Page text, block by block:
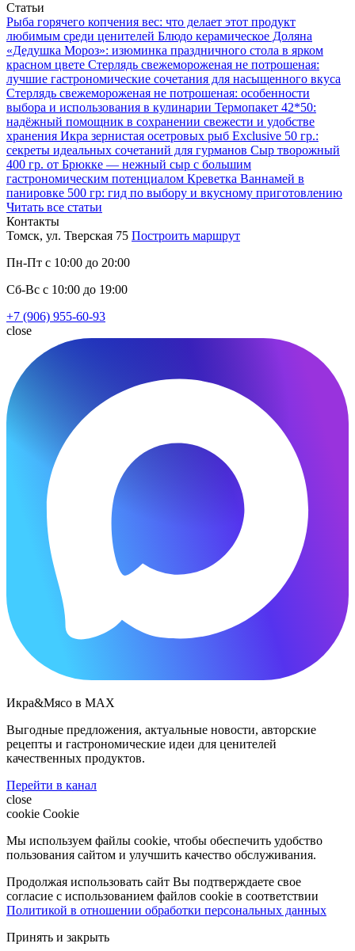
Статьи
Рыба горячего копчения вес: что делает этот продукт
любимым среди ценителей Блюдо керамическое Доляна
«Дедушка Мороз»: изюминка праздничного стола в ярком
красном цвете Стерлядь свежемороженая не потрошеная:
лучшие гастрономические сочетания для насыщенного вкуса
Стерлядь свежемороженая не потрошеная: особенности
выбора и использования в кулинарии Термопакет 42*50:
надёжный помощник в сохранении свежести и удобстве
хранения Икра зернистая осетровых рыб Exclusive 50 гр.:
секреты идеальных сочетаний для гурманов Сыр творожный
400 гр. от Брюкке — нежный сыр с большим
гастрономическим потенциалом Креветка Ваннамей в
панировке 500 гр: гид по выбору и вкусному приготовлению
Читать все статьи
Контакты
Томск, ул. Тверская 75 Построить маршрут
Пн-Пт с 10:00 до 20:00
Сб-Вс с 10:00 до 19:00
+7 (906) 955-60-93
close
Икра&Мясо в МАХ
Выгодные предложения, актуальные новости, авторские
рецепты и гастрономические идеи для ценителей
качественных продуктов.
Перейти в канал
close
cookie Cookie
Мы используем файлы cookie, чтобы обеспечить удобство
пользования сайтом и улучшить качество обслуживания.
Продолжая использовать сайт Вы подтверждаете свое
согласие с использованием файлов cookie в соответствии
Политикой в отношении обработки персональных данных
Принять и закрыть